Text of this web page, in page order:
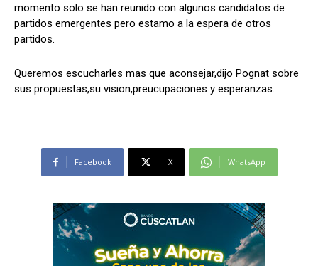
momento solo se han reunido con algunos candidatos de
partidos emergentes pero estamo a la espera de otros
partidos.
Queremos escucharles mas que aconsejar,dijo Pognat sobre
sus propuestas,su vision,preucupaciones y esperanzas.
Facebook X WhatsApp